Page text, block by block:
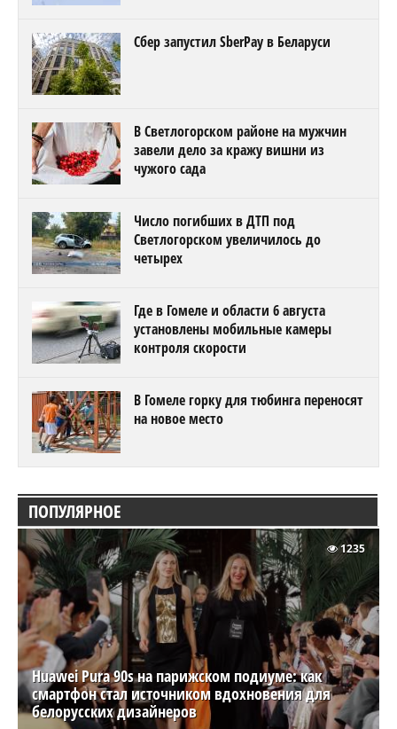
Сбер запустил SberPay в Беларуси
В Светлогорском районе на мужчин
завели дело за кражу вишни из
чужого сада
Число погибших в ДТП под
Светлогорском увеличилось до
четырех
Где в Гомеле и области 6 августа
установлены мобильные камеры
контроля скорости
В Гомеле горку для тюбинга переносят
на новое место
ПОПУЛЯРНОЕ
Huawei Pura 90s на парижском подиуме: как
смартфон стал источником вдохновения для
белорусских дизайнеров
1235